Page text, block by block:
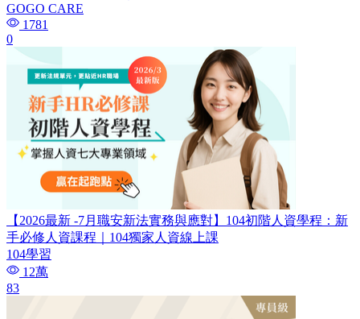
GOGO CARE
1781
0
【2026最新 -7月職安新法實務與應對】104初階人資學程：新
手必修人資課程｜104獨家人資線上課
104學習
12萬
83